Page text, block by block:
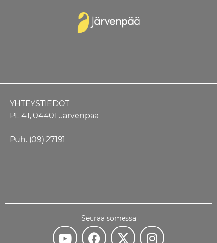
YHTEYSTIEDOT
PL 41, 04401 Järvenpää
Puh. (09) 27191
Seuraa somessa